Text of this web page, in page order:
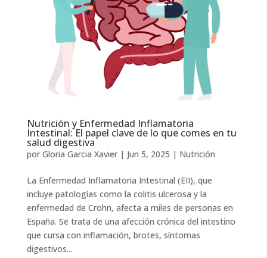
Nutrición y Enfermedad Inflamatoria
Intestinal: El papel clave de lo que comes en tu
salud digestiva
por Gloria Garcia Xavier| Jun 5, 2025 | Nutrición
La Enfermedad Inflamatoria Intestinal (EII), que
incluye patologías como la colitis ulcerosa y la
enfermedad de Crohn, afecta a miles de personas en
España. Se trata de una afección crónica del intestino
que cursa con inflamación, brotes, síntomas
digestivos...